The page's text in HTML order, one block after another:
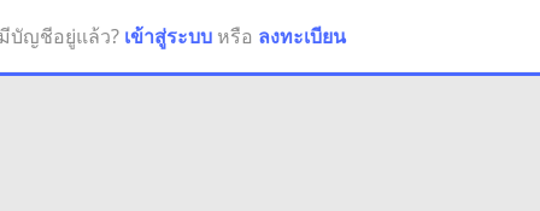
มีบัญชีอยู่แล้ว? เข้าสู่ระบบ หรือ ลงทะเบียน